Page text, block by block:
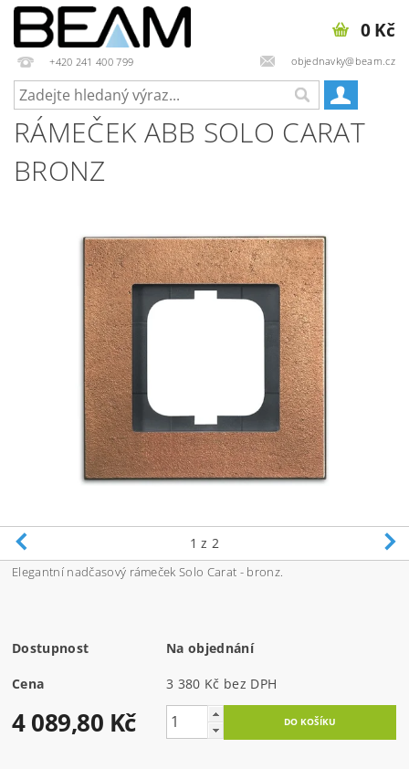
+420 241 400 799 objednavky@beam.cz
0 Kč
RÁMEČEK ABB SOLO CARAT
BRONZ
1 z 2
Elegantní nadčasový rámeček Solo Carat - bronz.
Dostupnost Na objednání
Cena 3 380 Kč bez DPH
4 089,80 Kč